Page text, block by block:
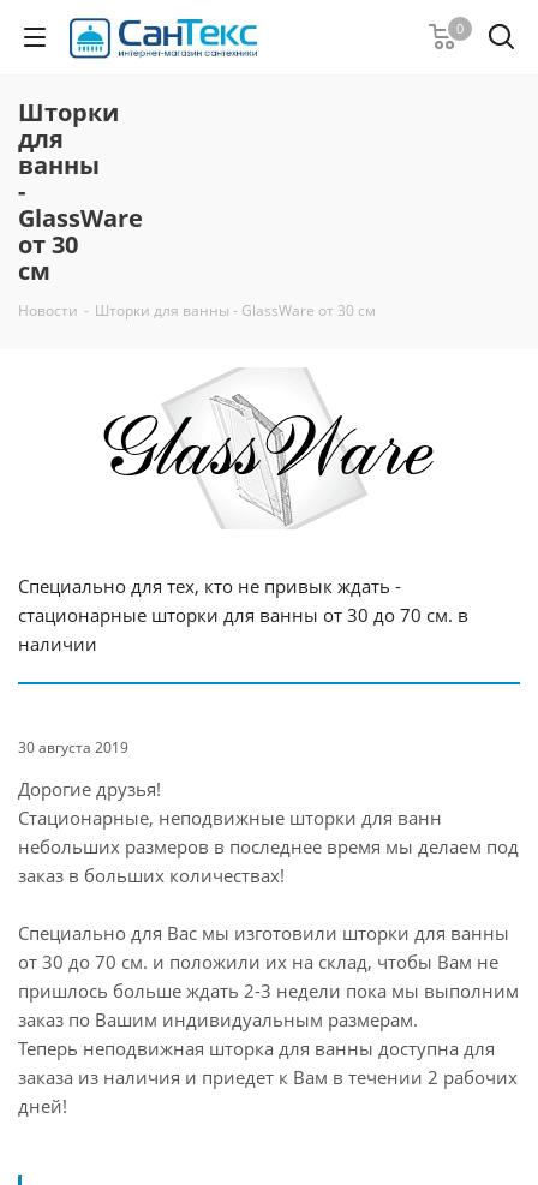
0
Шторки
для
ванны
-
GlassWare
от 30
см
Новости - Шторки для ванны - GlassWare от 30 см
Специально для тех, кто не привык ждать -
стационарные шторки для ванны от 30 до 70 см. в
наличии
30 августа 2019
Дорогие друзья!
Стационарные, неподвижные шторки для ванн
небольших размеров в последнее время мы делаем под
заказ в больших количествах!
Специально для Вас мы изготовили шторки для ванны
от 30 до 70 см. и положили их на склад, чтобы Вам не
пришлось больше ждать 2-3 недели пока мы выполним
заказ по Вашим индивидуальным размерам.
Теперь неподвижная шторка для ванны доступна для
заказа из наличия и приедет к Вам в течении 2 рабочих
дней!